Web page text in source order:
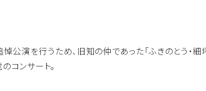
公演を行うため、旧知の仲であった「ふきのとう・
コンサート。